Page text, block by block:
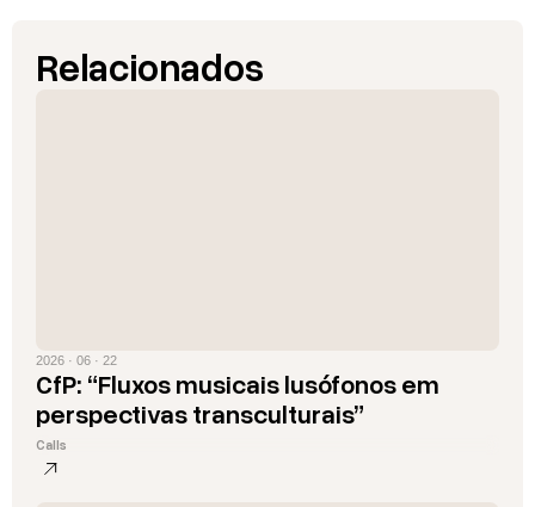
Relacionados
2026 · 06 · 22
CfP: “Fluxos musicais lusófonos em
perspectivas transculturais”
Calls